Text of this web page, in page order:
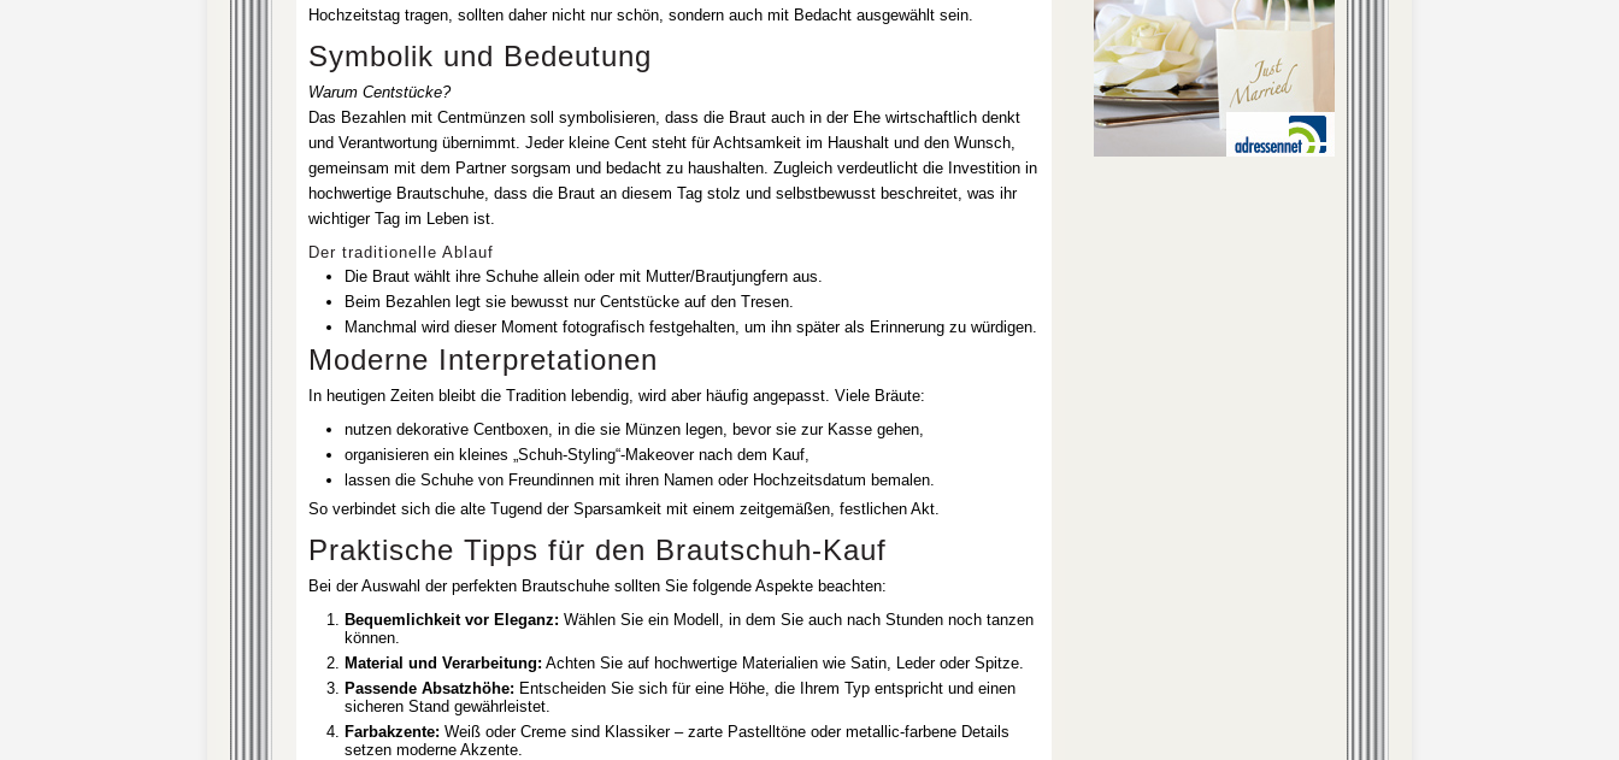
Hochzeitstag tragen, sollten daher nicht nur schön, sondern auch mit Bedacht ausgewählt sein.
Symbolik und Bedeutung
Warum Centstücke?
Das Bezahlen mit Centmünzen soll symbolisieren, dass die Braut auch in der Ehe wirtschaftlich denkt
und Verantwortung übernimmt. Jeder kleine Cent steht für Achtsamkeit im Haushalt und den Wunsch,
gemeinsam mit dem Partner sorgsam und bedacht zu haushalten. Zugleich verdeutlicht die Investition in
hochwertige Brautschuhe, dass die Braut an diesem Tag stolz und selbstbewusst beschreitet, was ihr
wichtiger Tag im Leben ist.
Der traditionelle Ablauf
Die Braut wählt ihre Schuhe allein oder mit Mutter/Brautjungfern aus.
Beim Bezahlen legt sie bewusst nur Centstücke auf den Tresen.
Manchmal wird dieser Moment fotografisch festgehalten, um ihn später als Erinnerung zu würdigen.
Moderne Interpretationen
In heutigen Zeiten bleibt die Tradition lebendig, wird aber häufig angepasst. Viele Bräute:
nutzen dekorative Centboxen, in die sie Münzen legen, bevor sie zur Kasse gehen,
organisieren ein kleines „Schuh-Styling“-Makeover nach dem Kauf,
lassen die Schuhe von Freundinnen mit ihren Namen oder Hochzeitsdatum bemalen.
So verbindet sich die alte Tugend der Sparsamkeit mit einem zeitgemäßen, festlichen Akt.
Praktische Tipps für den Brautschuh-Kauf
Bei der Auswahl der perfekten Brautschuhe sollten Sie folgende Aspekte beachten:
Bequemlichkeit vor Eleganz: Wählen Sie ein Modell, in dem Sie auch nach Stunden noch tanzen
können.
Material und Verarbeitung: Achten Sie auf hochwertige Materialien wie Satin, Leder oder Spitze.
Passende Absatzhöhe: Entscheiden Sie sich für eine Höhe, die Ihrem Typ entspricht und einen
sicheren Stand gewährleistet.
Farbakzente: Weiß oder Creme sind Klassiker – zarte Pastelltöne oder metallic-farbene Details
setzen moderne Akzente.